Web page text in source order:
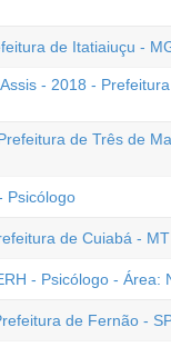
de Itatiaiuçu -
- 2018 -
de Três de
Psicólogo
de Cuiabá -
- Psicólogo - Área:
de Fernão -